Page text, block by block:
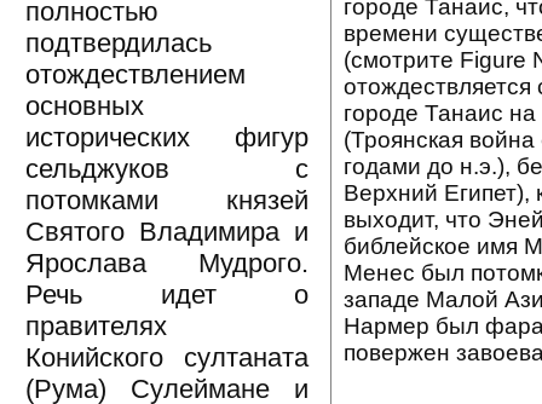
полностью
подтвердилась
отождествлением
основных
исторических фигур
сельджуков с
потомками князей
Святого Владимира и
Ярослава Мудрого.
Речь идет о
правителях
Конийского султаната
(Рума) Сулеймане и
городе Танаис,
времени
(смотрите Figure
городе Танаис
(Троянская
годами до н.э.),
Верхний
выходит, что
библейское имя
Менес был
западе Малой
Нармер был
повержен